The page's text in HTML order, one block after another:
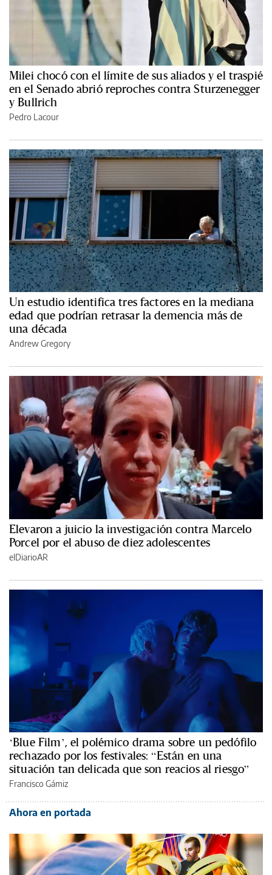
Milei chocó con el límite de sus aliados y el traspié
en el Senado abrió reproches contra Sturzenegger
y Bullrich
Pedro Lacour
Un estudio identifica tres factores en la mediana
edad que podrían retrasar la demencia más de
una década
Andrew Gregory
Elevaron a juicio la investigación contra Marcelo
Porcel por el abuso de diez adolescentes
elDiarioAR
‘Blue Film’, el polémico drama sobre un pedófilo
rechazado por los festivales: “Están en una
situación tan delicada que son reacios al riesgo”
Francisco Gámiz
Ahora en portada